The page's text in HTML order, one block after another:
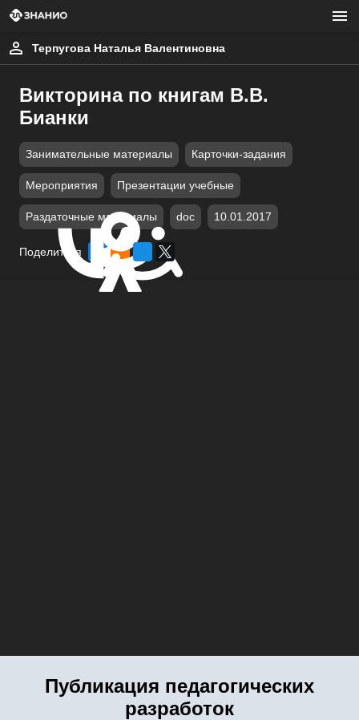
Терпугова Наталья Валентиновна
Викторина по книгам В.В.
Бианки
Занимательные материалы Карточки-задания
Мероприятия Презентации учебные
Раздаточные материалы doc 10.01.2017
Поделиться
Публикация педагогических
разработок